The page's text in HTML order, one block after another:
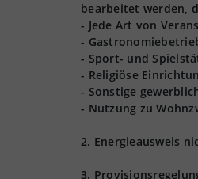
bearbeitet werden,
- Jede Art von
-
- Sport- und
- Religiöse
- Sonstige
- Nutzung zu
2. Energieausweis
3.